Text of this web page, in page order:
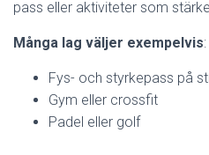
pass eller aktiviteter som
Många lag väljer exempelvis:
Fys- och styrkepass på
Gym eller crossfit
Padel eller golf